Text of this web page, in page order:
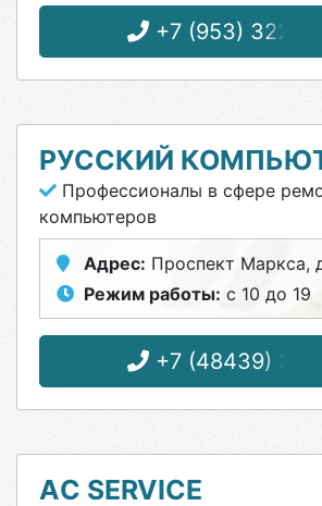
+7 (953) 322-
РУССКИЙ
Профессионалы в сфере
компьютеров
Адрес: Проспект Маркса,
Режим работы: с 10 до 19
+7 (48439) 3-
AС SERVICE